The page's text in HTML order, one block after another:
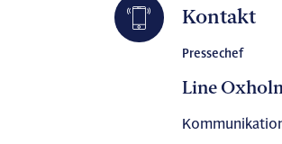
Kontakt
Pressechef
Line